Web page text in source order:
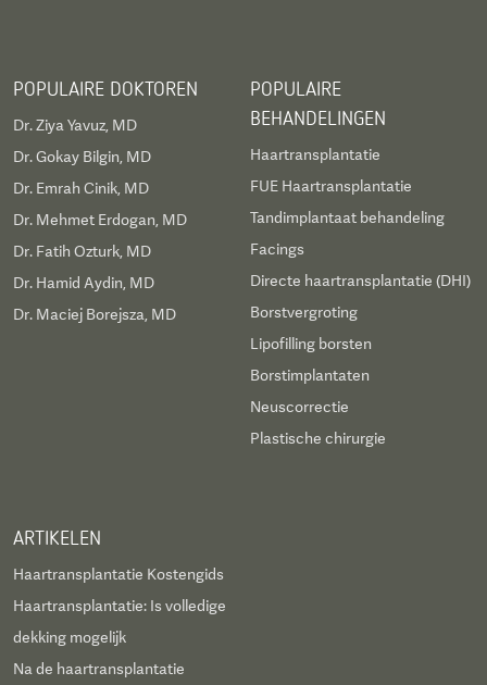
POPULAIRE DOKTOREN
Dr. Ziya Yavuz, MD
Dr. Gokay Bilgin, MD
Dr. Emrah Cinik, MD
Dr. Mehmet Erdogan, MD
Dr. Fatih Ozturk, MD
Dr. Hamid Aydin, MD
Dr. Maciej Borejsza, MD
POPULAIRE
BEHANDELINGEN
Haartransplantatie
FUE Haartransplantatie
Tandimplantaat behandeling
Facings
Directe haartransplantatie (DHI)
Borstvergroting
Lipofilling borsten
Borstimplantaten
Neuscorrectie
Plastische chirurgie
ARTIKELEN
Haartransplantatie Kostengids
Haartransplantatie: Is volledige
dekking mogelijk
Na de haartransplantatie